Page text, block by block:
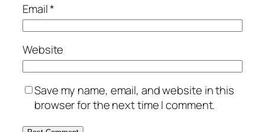
Email*
Website
Save my name, email, and website in this
browser for the next time I comment.